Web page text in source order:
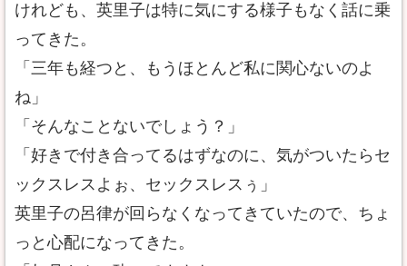
けれども、英里子は特に気にする様子もなく話に乗
ってきた。
「三年も経つと、もうほとんど私に関心ないのよ
ね」
「そんなことないでしょう？」
「好きで付き合ってるはずなのに、気がついたらセ
ックスレスよぉ、セックスレスぅ」
英里子の呂律が回らなくなってきていたので、ちょ
っと心配になってきた。